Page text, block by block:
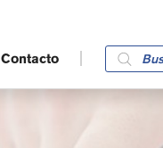
Contacto
Products
search